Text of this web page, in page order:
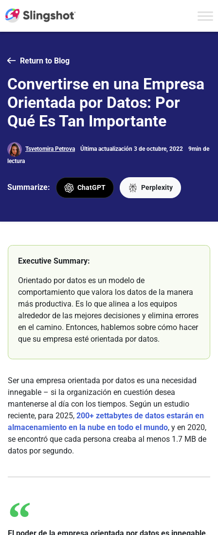
Return to Blog
Convertirse en una Empresa
Orientada por Datos: Por
Qué Es Tan Importante
Tsvetomira Petrova Última actualización 3 de octubre, 2022
9min de
lectura
Summarize: ChatGPT Perplexity
Executive Summary:
Orientado por datos es un modelo de
comportamiento que valora los datos de la manera
más productiva. Es lo que alinea a los equipos
alrededor de las mejores decisiones y elimina errores
en el camino. Entonces, hablemos sobre cómo hacer
que su empresa esté orientada por datos.
Ser una empresa orientada por datos es una necesidad
innegable – si la organización en cuestión desea
mantenerse al día con los tiempos. Según un estudio
reciente, para 2025, 200+ zettabytes de datos estarán en
almacenamiento en la nube en todo el mundo, y en 2020,
se encontró que cada persona creaba al menos 1.7 MB de
datos por segundo.